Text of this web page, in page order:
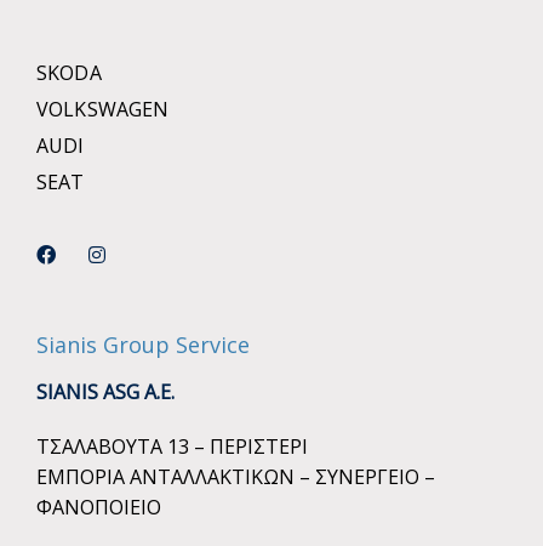
SKODA
VOLKSWAGEN
AUDI
SEAT
Sianis Group Service
SIANIS ASG A.E.
ΤΣΑΛΑΒΟΥΤΑ 13 – ΠΕΡΙΣΤΕΡΙ
ΕΜΠΟΡΙΑ ΑΝΤΑΛΛΑΚΤΙΚΩΝ – ΣΥΝΕΡΓΕΙΟ –
ΦΑΝΟΠΟΙΕΙΟ